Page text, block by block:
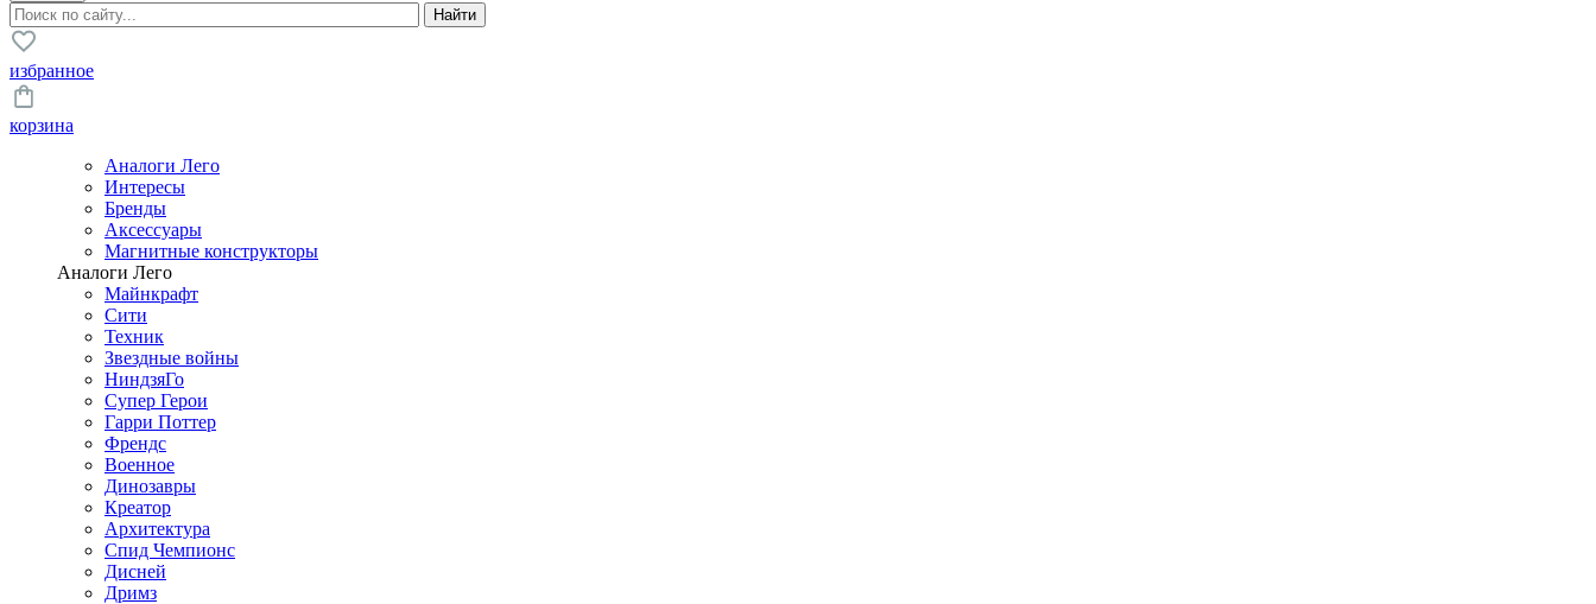
избранное
корзина
Аналоги Лего
Интересы
Бренды
Аксессуары
Магнитные конструкторы
Аналоги Лего
Майнкрафт
Сити
Техник
Звездные войны
НиндзяГо
Супер Герои
Гарри Поттер
Френдс
Военное
Динозавры
Креатор
Архитектура
Спид Чемпионс
Дисней
Дримз